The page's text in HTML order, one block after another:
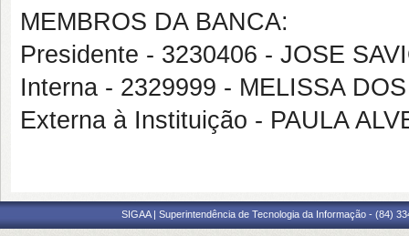
MEMBROS DA BANCA:
Presidente - 3230406 - JOSE
Interna - 2329999 - MELISSA
Externa à Instituição - PAULA
SIGAA | Superintendência de Tecnologia da Informação - (84)